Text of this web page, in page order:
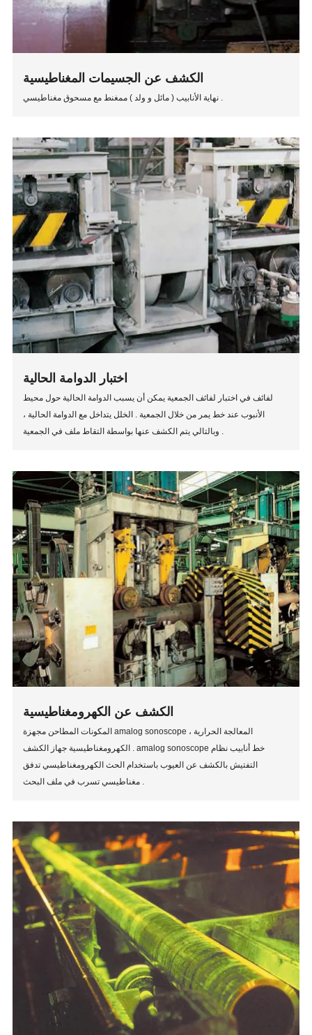
الكشف عن الجسيمات المغناطيسية
نهاية الأنابيب ( مائل و ولد ) ممغنط مع مسحوق مغناطيسي .
اختبار الدوامة الحالية
لفائف في اختبار لفائف الجمعية يمكن أن يسبب الدوامة الحالية حول محيط
الأنبوب عند خط يمر من خلال الجمعية . الخلل يتداخل مع الدوامة الحالية ،
الكشف عن الكهرومغناطيسية
المكونات المطاحن مجهزة amalog sonoscope ، المعالجة الحرارية
الكهرومغناطيسية جهاز الكشف . amalog sonoscope خط أنابيب نظام
التفتيش بالكشف عن العيوب باستخدام الحث الكهرومغناطيسي تدفق
مغناطيسي تسرب في ملف البحث .